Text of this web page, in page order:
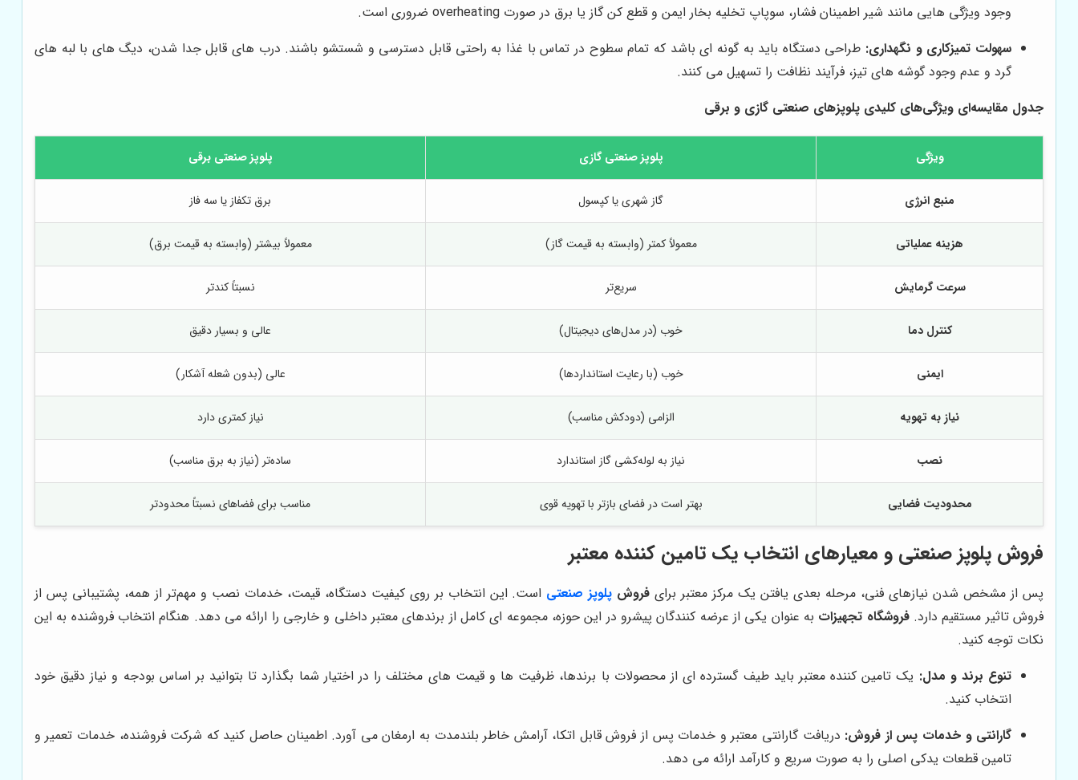
وجود ویژگی هایی مانند شیر اطمینان فشار، سوپاپ تخلیه بخار ایمن و قطع کن گاز یا برق در صورت overheating ضروری است.
سهولت تمیزکاری و نگهداری: طراحی دستگاه باید به گونه ای باشد که تمام سطوح در تماس با غذا به راحتی قابل دسترسی و شستشو باشند. درب های قابل جدا شدن، دیگ های با لبه های
گرد و عدم وجود گوشه های تیز، فرآیند نظافت را تسهیل می کنند.
جدول مقایسه‌ای ویژگی‌های کلیدی پلوپزهای صنعتی گازی و برقی
ویژگی پلوپز صنعتی گازی پلوپز صنعتی برقی
منبع انرژی گاز شهری یا کپسول برق تکفاز یا سه فاز
هزینه عملیاتی معمولاً کمتر (وابسته به قیمت گاز) معمولاً بیشتر (وابسته به قیمت برق)
سرعت گرمایش سریع‌تر نسبتاً کندتر
کنترل دما خوب (در مدل‌های دیجیتال) عالی و بسیار دقیق
ایمنی خوب (با رعایت استانداردها) عالی (بدون شعله آشکار)
نیاز به تهویه الزامی (دودکش مناسب) نیاز کمتری دارد
نصب نیاز به لوله‌کشی گاز استاندارد ساده‌تر (نیاز به برق مناسب)
محدودیت فضایی بهتر است در فضای بازتر با تهویه قوی مناسب برای فضاهای نسبتاً محدودتر
فروش پلوپز صنعتی و معیارهای انتخاب یک تامین کننده معتبر
پس از مشخص شدن نیازهای فنی، مرحله بعدی یافتن یک مرکز معتبر برای فروش پلوپز صنعتی است. این انتخاب بر روی کیفیت دستگاه، قیمت، خدمات نصب و مهم‌تر از همه، پشتیبانی پس از
فروش تاثیر مستقیم دارد. فروشگاه تجهیزات به عنوان یکی از عرضه کنندگان پیشرو در این حوزه، مجموعه ای کامل از برندهای معتبر داخلی و خارجی را ارائه می دهد. هنگام انتخاب فروشنده به این
نکات توجه کنید.
تنوع برند و مدل: یک تامین کننده معتبر باید طیف گسترده ای از محصولات با برندها، ظرفیت ها و قیمت های مختلف را در اختیار شما بگذارد تا بتوانید بر اساس بودجه و نیاز دقیق خود
انتخاب کنید.
گارانتی و خدمات پس از فروش: دریافت گارانتی معتبر و خدمات پس از فروش قابل اتکا، آرامش خاطر بلندمدت به ارمغان می آورد. اطمینان حاصل کنید که شرکت فروشنده، خدمات تعمیر و
تامین قطعات یدکی اصلی را به صورت سریع و کارآمد ارائه می دهد.